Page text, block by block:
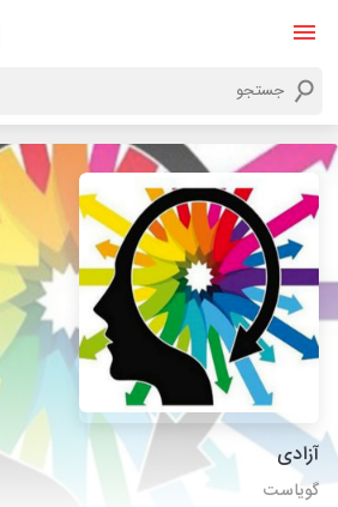
آزادی
گویاست